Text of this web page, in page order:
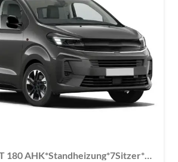
GS (M) 2.2D 8AT 180 AHK*Standheizung*7Sitzer*Leder*Android Auto*Navi*SHZ*Kamera